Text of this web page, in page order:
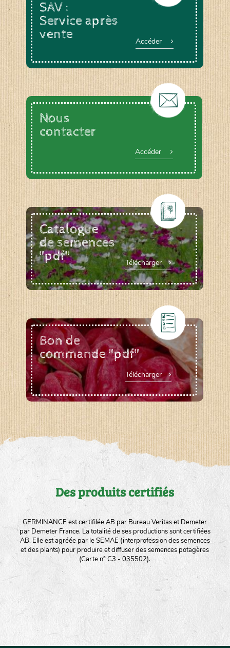
SAV :
Service après
vente
Accéder
Nous
contacter
Accéder
Catalogue
de semences
"pdf"
Télécharger
Bon de
commande "pdf"
Télécharger
Des produits certifiés
GERMINANCE est certifilée AB par Bureau Veritas et Demeter
par Demeter France. La totalité de ses productions sont certifiées
AB. Elle est agréée par le SEMAE (interprofession des semences
et des plants) pour produire et diffuser des semences potagères
(Carte n° C3 - 035502).